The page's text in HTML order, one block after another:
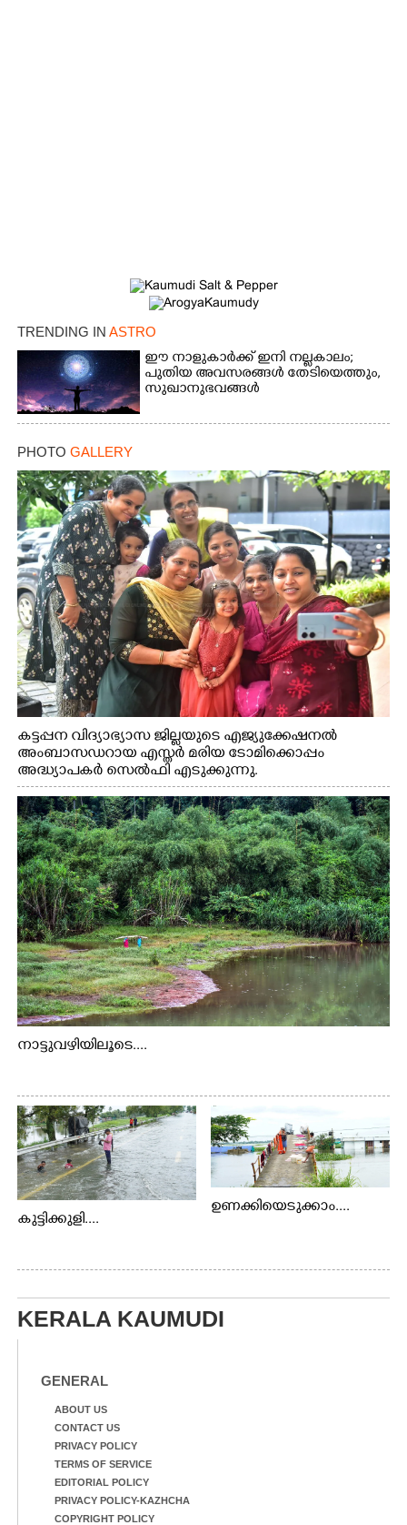
TRENDING IN ASTRO
ഈ നാളുകാർക്ക് ഇനി നല്ലകാലം;
പുതിയ അവസരങ്ങൾ തേടിയെത്തും,
സുഖാനുഭവങ്ങൾ
PHOTO GALLERY
കട്ടപ്പന വിദ്യാഭ്യാസ ജില്ലയുടെ എജ്യുക്കേഷനൽ
അംബാസഡറായ എസ്തർ മരിയ ടോമിക്കൊപ്പം
അദ്ധ്യാപകർ സെൽഫി എടുക്കുന്നു.
നാട്ടുവഴിയിലൂടെ....
കുട്ടിക്കുളി....
ഉണക്കിയെടുക്കാം....
KERALA KAUMUDI
GENERAL
ABOUT US
CONTACT US
PRIVACY POLICY
TERMS OF SERVICE
EDITORIAL POLICY
PRIVACY POLICY-KAZHCHA
COPYRIGHT POLICY